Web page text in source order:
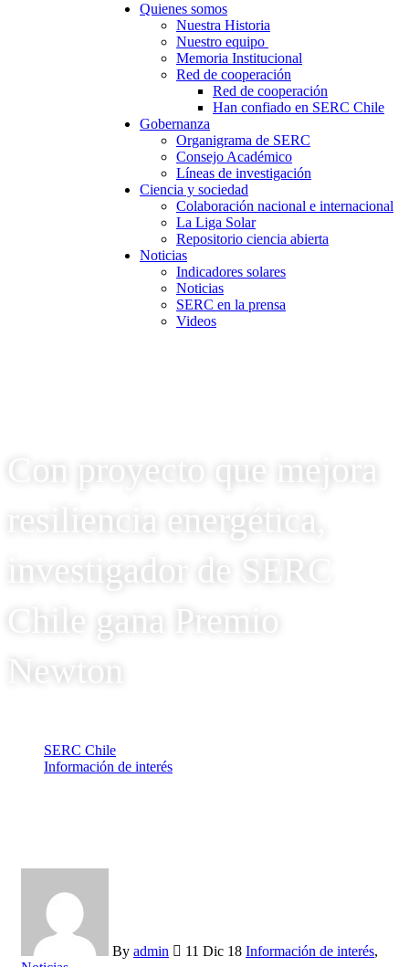
Quienes somos
Nuestra Historia
Nuestro equipo
Memoria Institucional
Red de cooperación
Red de cooperación
Han confiado en SERC Chile
Gobernanza
Organigrama de SERC
Consejo Académico
Líneas de investigación
Ciencia y sociedad
Colaboración nacional e internacional
La Liga Solar
Repositorio ciencia abierta
Noticias
Indicadores solares
Noticias
SERC en la prensa
Videos
Con proyecto que mejora
resiliencia energética,
investigador de SERC
Chile gana Premio
Newton
SERC Chile
Información de interés
By admin 11 Dic 18 Información de interés,